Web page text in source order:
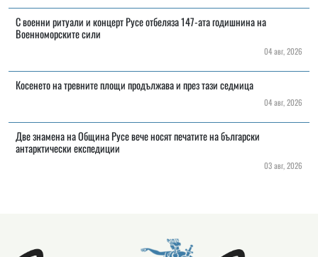
С военни ритуали и концерт Русе отбеляза 147-ата годишнина на
Военноморските сили
04 авг, 2026
Косенето на тревните площи продължава и през тази седмица
04 авг, 2026
Две знамена на Община Русе вече носят печатите на български
антарктически експедиции
03 авг, 2026